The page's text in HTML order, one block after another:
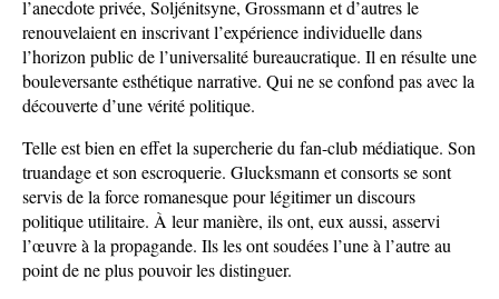
l’anecdote privée, Soljénitsyne, Grossmann et d’autres le
renouvelaient en inscrivant l’expérience individuelle dans
l’horizon public de l’universalité bureaucratique. Il en résulte une
bouleversante esthétique narrative. Qui ne se confond pas avec la
découverte d’une vérité politique.
Telle est bien en effet la supercherie du fan-club médiatique. Son
truandage et son escroquerie. Glucksmann et consorts se sont
servis de la force romanesque pour légitimer un discours
politique utilitaire. À leur manière, ils ont, eux aussi, asservi
l’œuvre à la propagande. Ils les ont soudées l’une à l’autre au
point de ne plus pouvoir les distinguer.